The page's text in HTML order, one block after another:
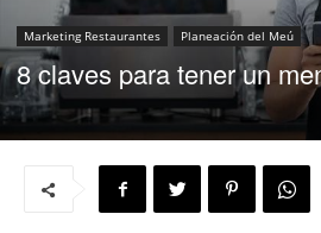
|
Marketing Restaurantes Planeación del Meú
8 claves para tener un